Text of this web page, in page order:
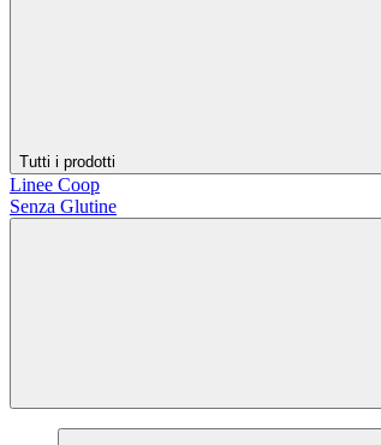
Tutti i prodotti
Linee Coop
Senza Glutine